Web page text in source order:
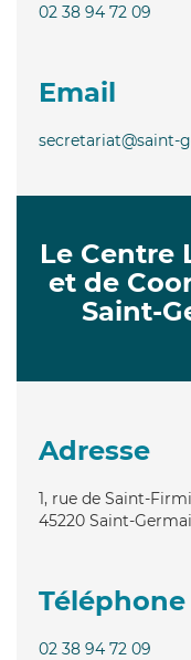
02 38 94 72 09
Email
secretariat@saint-
Le Centre
et de
Saint-
Adresse
1, rue de Saint-
45220 Saint-
Téléphone
02 38 94 72 09